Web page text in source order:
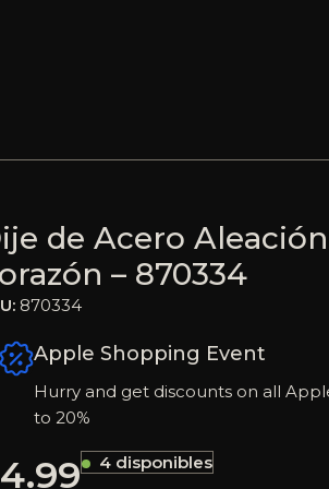
de Acero
– 870334
870334
Apple Shopping Event
Hurry and get discounts on all
to 20%
4.99 4 disponibles